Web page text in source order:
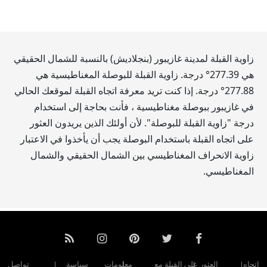
زاوية القبلة لمدينة غازيبور (بنجلاديش) بالنسبة للشمال الحقيقي
هي277.39° درجة. زاوية القبلة للبوصلة المغناطيسية هي
277.88° درجة. إذا كنت تريد معرفة اتجاه القبلة لموقعك الحالي
في غازيبور ببوصلة مغناطيسية ، فأنت بحاجة إلى استخدام
درجة "زاوية القبلة للبوصلة". لأن أولئك الذين يريدون العثور
على اتجاه القبلة باستخدام البوصلة يجب أن يأخذوا في الاعتبار
زاوية الانحراف المغناطيسي بين الشمال الحقيقي والشمال
المغناطيسي.
اتجاه العثور على القبلة مع معلومات سياسة تواصل